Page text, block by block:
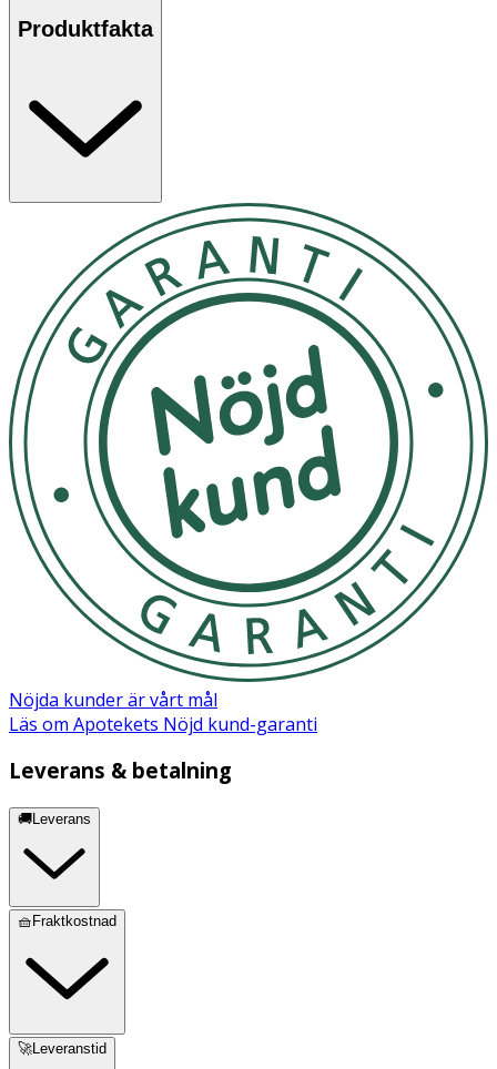
Användning
och skölj sedan ur.
- Används med fördel tillsammans med
Aqua Cetearyl Alcohol Behenamidopropyl Dimethylamine
Glyceryl Stearate Lactic Acid Propanediol Piroctone
Olamine Hydroxyethylcellulose Canola Oil Beta-Glucan
Panthenol Maltodextrin Diheptyl Succinate Guar
Hydroxypropyltrimonium Chloride Capryloyl
Glycerin/Sebacic Acid Copolymer Citric Acid
Phenoxyethanol Sodium Benzoate Potassium Sorbate
Produktfakta
Nöjda kunder är vårt mål
Läs om Apotekets Nöjd kund-garanti
Leverans & betalning
🚚Leverans
🧺Fraktkostnad
🚀Leveranstid